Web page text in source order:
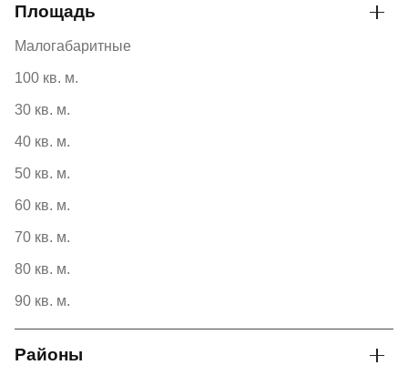
Площадь
Малогабаритные
100 кв. м.
30 кв. м.
40 кв. м.
50 кв. м.
60 кв. м.
70 кв. м.
80 кв. м.
90 кв. м.
Районы